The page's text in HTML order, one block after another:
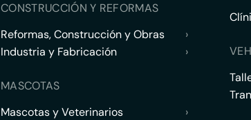
CONSTRUCCIÓN Y REFORMAS
Reformas, Construcción y Obras
›
Industria y Fabricación
›
MASCOTAS
Mascotas y Veterinarios
›